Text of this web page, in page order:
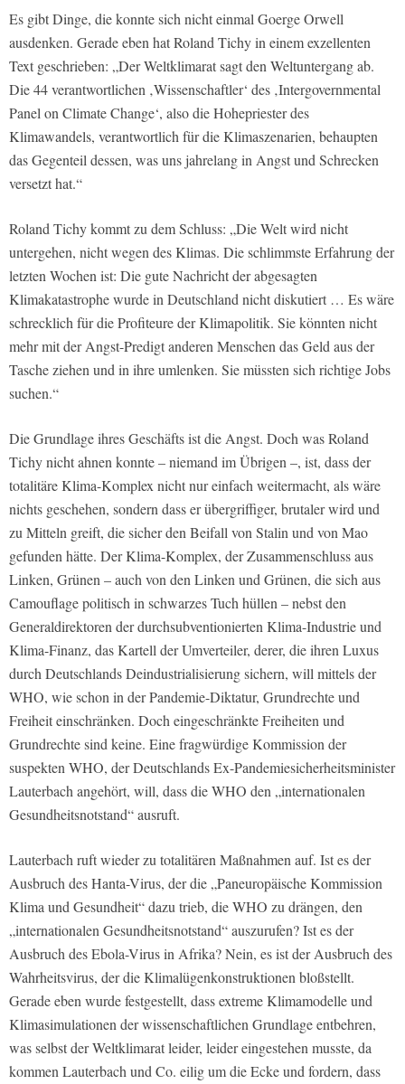
Es gibt Dinge, die konnte sich nicht einmal Goerge Orwell
ausdenken. Gerade eben hat Roland Tichy in einem exzellenten
Text geschrieben: „Der Weltklimarat sagt den Weltuntergang ab.
Die 44 verantwortlichen ‚Wissenschaftler‘ des ‚Intergovernmental
Panel on Climate Change‘, also die Hohepriester des
Klimawandels, verantwortlich für die Klimaszenarien, behaupten
das Gegenteil dessen, was uns jahrelang in Angst und Schrecken
versetzt hat.“
Roland Tichy kommt zu dem Schluss: „Die Welt wird nicht
untergehen, nicht wegen des Klimas. Die schlimmste Erfahrung der
letzten Wochen ist: Die gute Nachricht der abgesagten
Klimakatastrophe wurde in Deutschland nicht diskutiert … Es wäre
schrecklich für die Profiteure der Klimapolitik. Sie könnten nicht
mehr mit der Angst-Predigt anderen Menschen das Geld aus der
Tasche ziehen und in ihre umlenken. Sie müssten sich richtige Jobs
suchen.“
Die Grundlage ihres Geschäfts ist die Angst. Doch was Roland
Tichy nicht ahnen konnte – niemand im Übrigen –, ist, dass der
totalitäre Klima-Komplex nicht nur einfach weitermacht, als wäre
nichts geschehen, sondern dass er übergriffiger, brutaler wird und
zu Mitteln greift, die sicher den Beifall von Stalin und von Mao
gefunden hätte. Der Klima-Komplex, der Zusammenschluss aus
Linken, Grünen – auch von den Linken und Grünen, die sich aus
Camouflage politisch in schwarzes Tuch hüllen – nebst den
Generaldirektoren der durchsubventionierten Klima-Industrie und
Klima-Finanz, das Kartell der Umverteiler, derer, die ihren Luxus
durch Deutschlands Deindustrialisierung sichern, will mittels der
WHO, wie schon in der Pandemie-Diktatur, Grundrechte und
Freiheit einschränken. Doch eingeschränkte Freiheiten und
Grundrechte sind keine. Eine fragwürdige Kommission der
suspekten WHO, der Deutschlands Ex-Pandemiesicherheitsminister
Lauterbach angehört, will, dass die WHO den „internationalen
Gesundheitsnotstand“ ausruft.
Lauterbach ruft wieder zu totalitären Maßnahmen auf. Ist es der
Ausbruch des Hanta-Virus, der die „Paneuropäische Kommission
Klima und Gesundheit“ dazu trieb, die WHO zu drängen, den
„internationalen Gesundheitsnotstand“ auszurufen? Ist es der
Ausbruch des Ebola-Virus in Afrika? Nein, es ist der Ausbruch des
Wahrheitsvirus, der die Klimalügenkonstruktionen bloßstellt.
Gerade eben wurde festgestellt, dass extreme Klimamodelle und
Klimasimulationen der wissenschaftlichen Grundlage entbehren,
was selbst der Weltklimarat leider, leider eingestehen musste, da
kommen Lauterbach und Co. eilig um die Ecke und fordern, dass